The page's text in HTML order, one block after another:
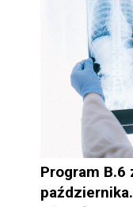
Program B.6